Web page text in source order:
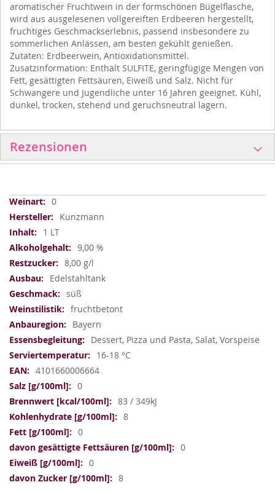
aromatischer Fruchtwein in der formschönen Bügelflasche,
wird aus ausgelesenen vollgereiften Erdbeeren hergestellt,
fruchtiges Geschmackserlebnis, passend insbesondere zu
sommerlichen Anlässen, am besten gekühlt genießen.
Zutaten: Erdbeerwein, Antioxidationsmittel.
Zusatzinformation: Enthält SULFITE, geringfügige Mengen von
Fett, gesättigten Fettsäuren, Eiweiß und Salz. Nicht für
Schwangere und Jugendliche unter 16 Jahren geeignet. Kühl,
dunkel, trocken, stehend und geruchsneutral lagern.
Rezensionen
Weitere
Informationen
0
Kunzmann
1 LT
9,00 %
8,00 g/l
Edelstahltank
süß
fruchtbetont
Bayern
Dessert, Pizza und Pasta, Salat, Vorspeise
16-18 °C
4101660006664
0
83 / 349kJ
8
0
0
0
8